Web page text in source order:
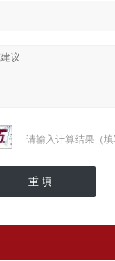
请输入计算结果（